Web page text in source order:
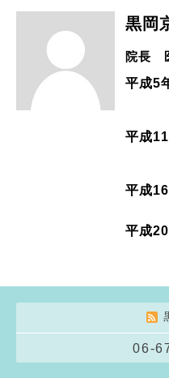
黒岡
院長
平成5
平成
平成
平成
06-